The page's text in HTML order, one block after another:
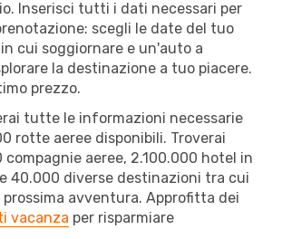
Inserisci tutti i dati necessari per
scegli le date del tuo
cui soggiornare e un'auto a
la destinazione a tuo piacere.
prezzo.
tutte le informazioni necessarie
rotte aeree disponibili. Troverai
aeree, 2.100.000 hotel in
40.000 diverse destinazioni tra cui
prossima avventura. Approfitta dei
vacanza per risparmiare